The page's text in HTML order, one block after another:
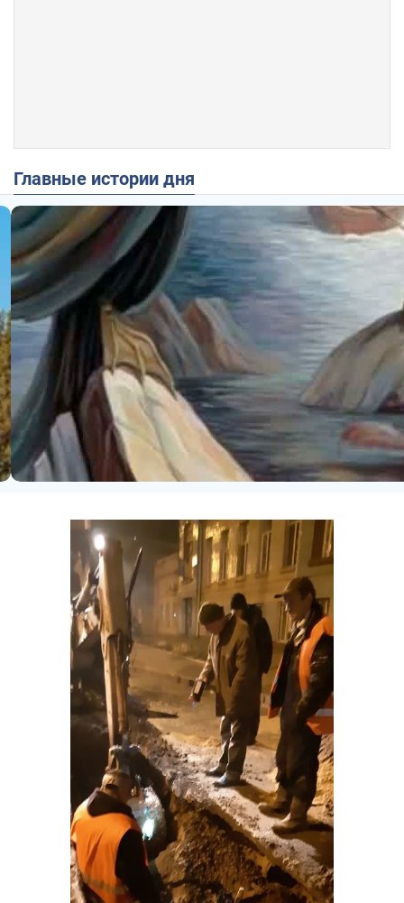
Главные истории дня